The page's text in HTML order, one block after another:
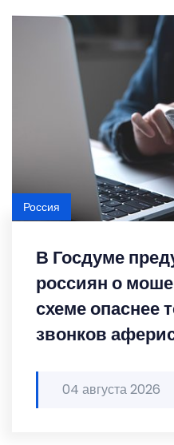
В Госдуме
россиян о
схеме опаснее
звонков
04 августа 2026
Россия